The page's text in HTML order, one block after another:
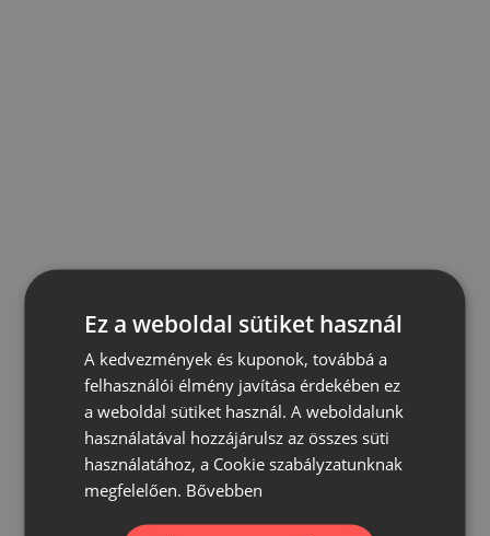
Ez a weboldal sütiket használ
A kedvezmények és kuponok, továbbá a
felhasználói élmény javítása érdekében ez
a weboldal sütiket használ. A weboldalunk
használatával hozzájárulsz az összes süti
használatához, a Cookie szabályzatunknak
megfelelően. Bővebben